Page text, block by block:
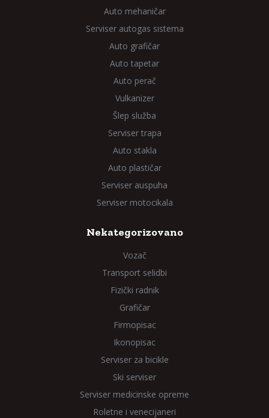
Auto mehaničar
Serviser autogas sistema
Auto grafičar
Auto tapetar
Auto perač
Vulkanizer
Šlep služba
Serviser trapa
Auto stakla
Auto plastičar
Serviser auspuha
Serviser motocikala
Nekategorizovano
Vozač
Transport selidbi
Fizički radnik
Grafičar
Firmopisac
Ikonopisac
Serviser za bicikle
Ski serviser
Serviser medicinske opreme
Roletne i venecijaneri